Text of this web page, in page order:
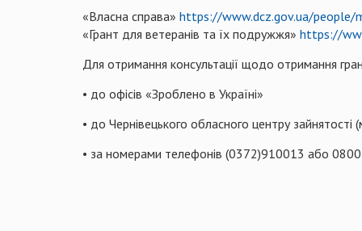
«Власна справа» https://www.dcz.gov.ua/people/
«Грант для ветеранів та їх подружжя» https://
Для отримання консультації щодо отримання
• до офісів «Зроблено в Україні»
• до Чернівецького обласного центру зайнятості
• за номерами телефонів (0372)910013 або